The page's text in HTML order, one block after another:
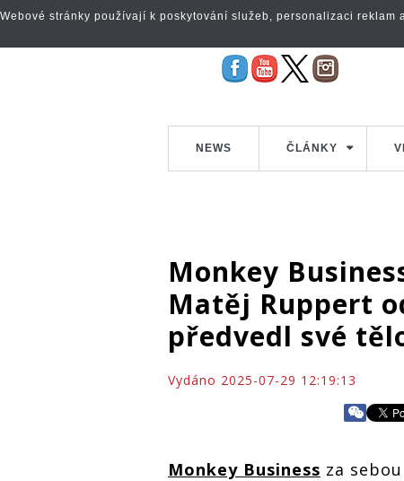
NEWS ČLÁNKY
Monkey
Matěj Ruppert
předvedl své
Vydáno 2025-07-29 12:19:13
Monkey Business za
Webové stránky používají k poskytování služeb, personalizaci